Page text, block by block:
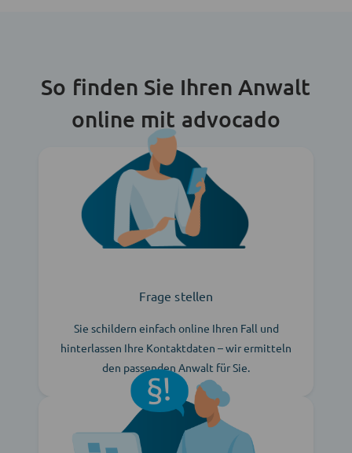
So finden Sie Ihren Anwalt
online mit advocado
Frage stellen
Sie schildern einfach online Ihren Fall und
hinterlassen Ihre Kontaktdaten – wir ermitteln
den passenden Anwalt für Sie.